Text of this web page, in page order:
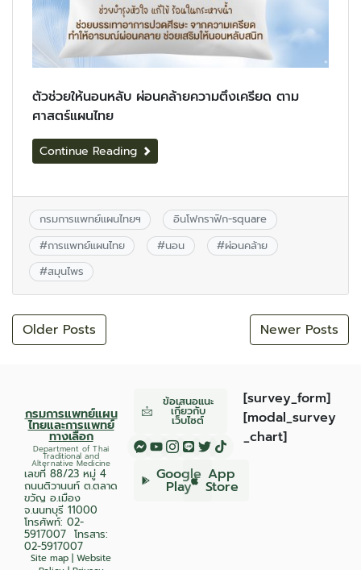
ตัวช่วยให้นอนหลับ ผ่อนคล้ายความตึงเครียด ตาม
ศาสตร์แผนไทย
Continue Reading
กรมการแพทย์แผนไทยฯ
อินโฟกราฟิก-square
#การแพทย์แผนไทย #นอน #ผ่อนคล้าย
#สมุนไพร
Older Posts Newer Posts
กรมการแพทย์แผน
ไทยและการแพทย์
ทางเลือก
Department of Thai
Traditional and
Alternative Medicine
เลขที่ 88/23 หมู่ 4
ถนนติวานนท์ ต.ตลาด
ขวัญ อ.เมือง
จ.นนทบุรี 11000
โทรศัพท์: 02-
5917007 โทรสาร:
02-5917007
Site map | Website
ข้อเสนอแนะ
เกี่ยวกับ
เว็บไซต์
Google
Play
App
Store
[survey_form]
[modal_survey
_chart]